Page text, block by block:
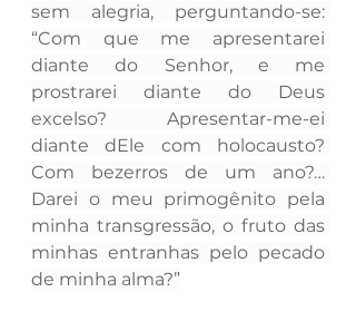
sem alegria, perguntando-se:
“Com que me apresentarei
diante do Senhor, e me
prostrarei diante do Deus
excelso? Apresentar-me-ei
diante dEle com holocausto?
Com bezerros de um ano?…
Darei o meu primogênito pela
minha transgressão, o fruto das
minhas entranhas pelo pecado
de minha alma?”